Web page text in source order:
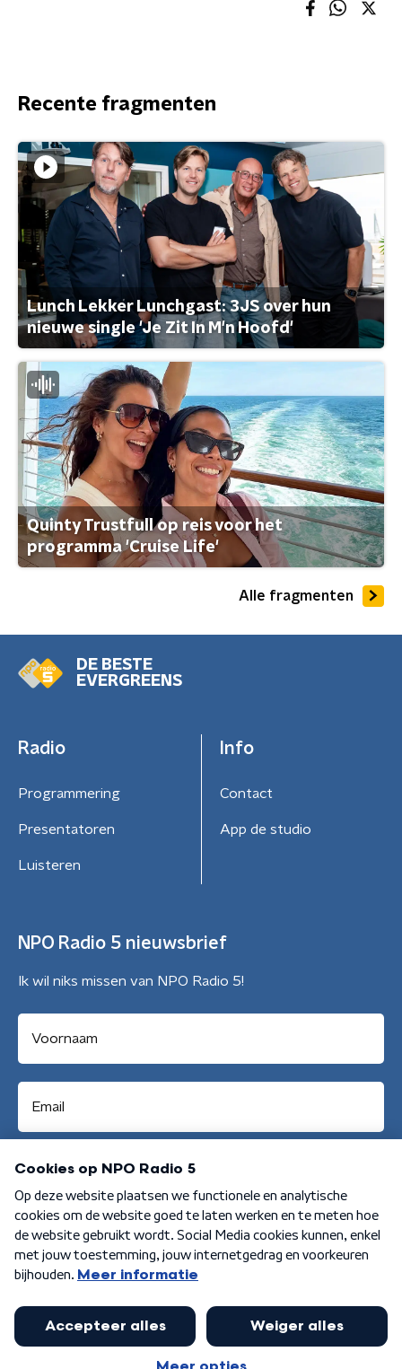
Recente fragmenten
Lunch Lekker Lunchgast: 3JS over hun
nieuwe single 'Je Zit In M'n Hoofd'
Quinty Trustfull op reis voor het
programma 'Cruise Life'
Alle fragmenten
DE BESTE
EVERGREENS
Radio
Programmering
Presentatoren
Luisteren
Info
Contact
App de studio
NPO Radio 5 nieuwsbrief
Ik wil niks missen van NPO Radio 5!
Aanmelden
Algemene voorwaarden